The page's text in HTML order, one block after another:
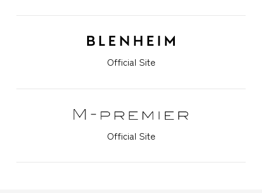
Official Site
Official Site